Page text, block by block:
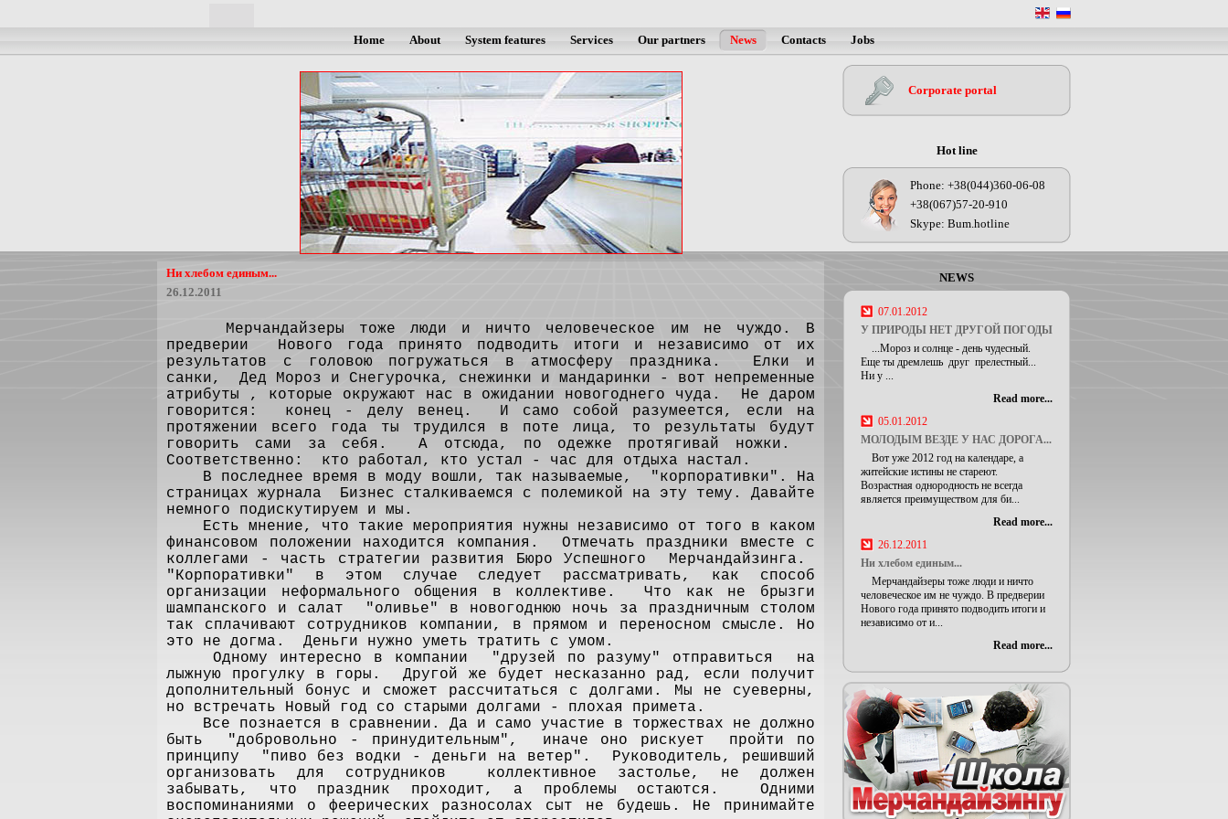
Home About System features Services Our partners News Contacts Jobs
Ни хлебом единым...
26.12.2011
Мерчандайзеры тоже люди и ничто человеческое им не чуждо. В
предверии Нового года принято подводить итоги и независимо от их
результатов с головою погружаться в атмосферу праздника. Елки и
санки, Дед Мороз и Снегурочка, снежинки и мандаринки - вот непременные
атрибуты , которые окружают нас в ожидании новогоднего чуда. Не даром
говорится: конец - делу венец. И само собой разумеется, если на
протяжении всего года ты трудился в поте лица, то результаты будут
говорить сами за себя. А отсюда, по одежке протягивай ножки.
Соответственно: кто работал, кто устал - час для отдыха настал.
В последнее время в моду вошли, так называемые, "корпоративки". На
страницах журнала Бизнес сталкиваемся с полемикой на эту тему. Давайте
немного подискутируем и мы.
Есть мнение, что такие мероприятия нужны независимо от того в каком
финансовом положении находится компания. Отмечать праздники вместе с
коллегами - часть стратегии развития Бюро Успешного Мерчандайзинга.
"Корпоративки" в этом случае следует рассматривать, как способ
организации неформального общения в коллективе. Что как не брызги
шампанского и салат "оливье" в новогоднюю ночь за праздничным столом
так сплачивают сотрудников компании, в прямом и переносном смысле. Но
это не догма. Деньги нужно уметь тратить с умом.
Одному интересно в компании "друзей по разуму" отправиться на
лыжную прогулку в горы. Другой же будет несказанно рад, если получит
дополнительный бонус и сможет рассчитаться с долгами. Мы не суеверны,
но встречать Новый год со старыми долгами - плохая примета.
Все познается в сравнении. Да и само участие в торжествах не должно
быть "добровольно - принудительным", иначе оно рискует пройти по
принципу "пиво без водки - деньги на ветер". Руководитель, решивший
организовать для сотрудников коллективное застолье, не должен
забывать, что праздник проходит, а проблемы остаются. Одними
воспоминаниями о феерических разносолах сыт не будешь. Не принимайте
Corporate portal
Hot line
Phone: +38(044)360-06-08
+38(067)57-20-910
Skype: Bum.hotline
NEWS
07.01.2012
У ПРИРОДЫ НЕТ ДРУГОЙ ПОГОДЫ
...Мороз и солнце - день чудесный.
Еще ты дремлешь друг прелестный...
Ни у ...
Read more...
05.01.2012
МОЛОДЫМ ВЕЗДЕ У НАС ДОРОГА...
Вот уже 2012 год на календаре, а
житейские истины не стареют.
Возрастная однородность не всегда
является преимуществом для би...
Read more...
26.12.2011
Ни хлебом единым...
Мерчандайзеры тоже люди и ничто
человеческое им не чуждо. В предверии
Нового года принято подводить итоги и
независимо от и...
Read more...